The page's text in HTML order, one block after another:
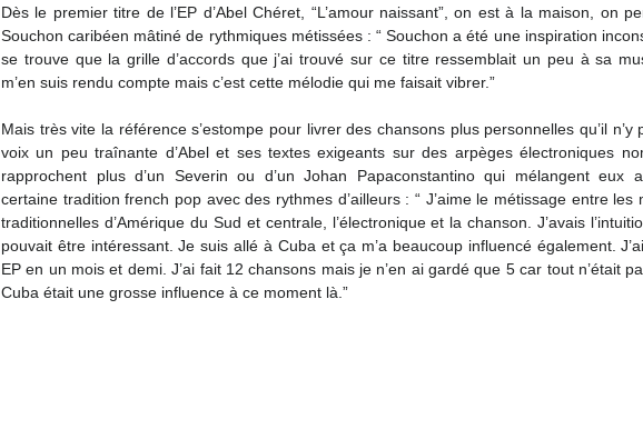
Dès le premier titre de l’EP d’Abel Chéret, “L’amour naissant”, on est à la maison, on
Souchon caribéen mâtiné de rythmiques métissées : “ Souchon a été une inspiration
se trouve que la grille d’accords que j’ai trouvé sur ce titre ressemblait un peu à sa
m’en suis rendu compte mais c’est cette mélodie qui me faisait vibrer.”
Mais très vite la référence s’estompe pour livrer des chansons plus personnelles qu’il n’y
voix un peu traînante d’Abel et ses textes exigeants sur des arpèges électroniques
rapprochent plus d’un Severin ou d’un Johan Papaconstantino qui mélangent eux
certaine tradition french pop avec des rythmes d’ailleurs : “ J’aime le métissage entre les
traditionnelles d’Amérique du Sud et centrale, l’électronique et la chanson. J’avais
pouvait être intéressant. Je suis allé à Cuba et ça m’a beaucoup influencé également.
EP en un mois et demi. J’ai fait 12 chansons mais je n’en ai gardé que 5 car tout n’était
Cuba était une grosse influence à ce moment là.”